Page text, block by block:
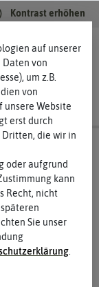
Kontrast erhöhen
0 0
auf unserer
von
um z.B.
von
Website
erst durch
die wir in
oder aufgrund
kann
Recht, nicht
Sie unser